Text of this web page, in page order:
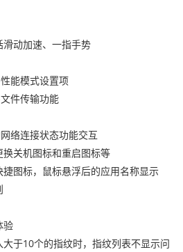
动加速、一指手势
能模式设置项
件传输功能
网络连接状态功能交互
换关机图标和重启图标等
图标，鼠标悬浮后的应用名称显示
验
于10个的指纹时，指纹列表不显示问